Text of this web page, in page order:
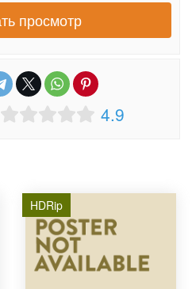
просмотр
4.9
HDRip